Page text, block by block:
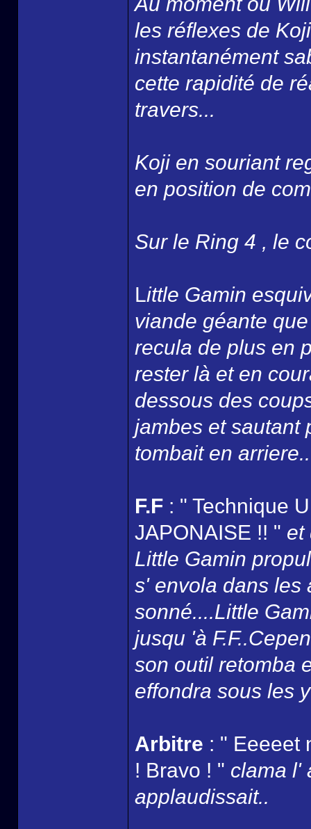
les réflexes de
instantanément
cette rapidité de
travers...
Koji en souriant
en position de
Sur le Ring 4 , le
Little Gamin
viande géante
recula de plus en
rester là et en
dessous des
jambes et sautant
tombait en arriere..
F.F : " Technique
JAPONAISE !! " et
Little Gamin
s' envola dans les
sonné....Little
jusqu 'à
son outil retomba
effondra sous les
Arbitre : " Eeeeet
! Bravo ! " clama l'
applaudissait..